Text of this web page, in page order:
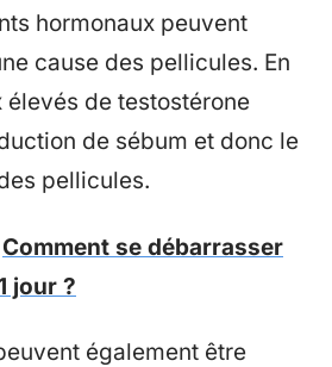
hormonaux peuvent
cause des pellicules. En
élevés de testostérone
de sébum et donc le
pellicules.
Comment se débarrasser
jour ?
également être